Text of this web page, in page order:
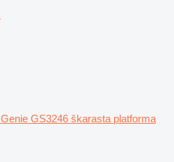
Genie GS3246 škarasta platforma